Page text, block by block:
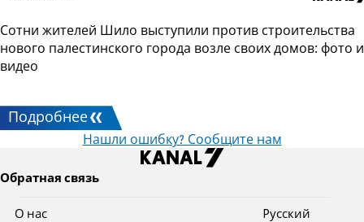
Сотни жителей Шило выступили против строительства
нового палестинского города возле своих домов: фото и
видео
Подробнее
Нашли ошибку? Сообщите нам
Обратная связь
О нас
Pусский